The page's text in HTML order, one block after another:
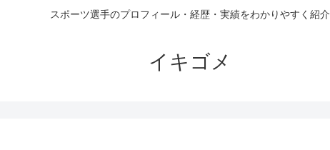
スポーツ選手のプロフィール・経歴・実績をわかりやすく紹介
イキゴメ